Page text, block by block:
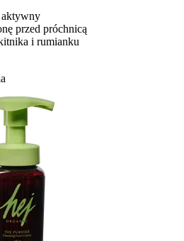
przed próchnicą
i rumianku